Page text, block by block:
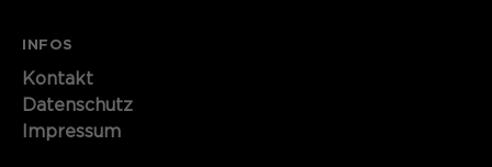
INFOS
Kontakt
Datenschutz
Impressum